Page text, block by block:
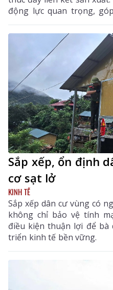
động lực quan trọng,
kinh tế - xã hội của
khẳng định rõ nét vai trò
Sắp xếp, ổn định
cơ sạt lở
KINH TẾ
Sắp xếp dân cư vùng có
không chỉ bảo vệ tính
điều kiện thuận lợi để
triển kinh tế bền vững.